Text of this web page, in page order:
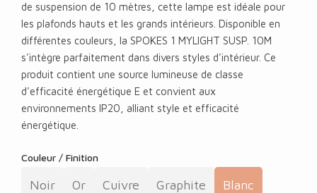
de suspension de 10 mètres, cette lampe est idéale pour
les plafonds hauts et les grands intérieurs. Disponible en
différentes couleurs, la SPOKES 1 MYLIGHT SUSP. 10M
s'intègre parfaitement dans divers styles d'intérieur. Ce
produit contient une source lumineuse de classe
d'efficacité énergétique E et convient aux
environnements IP20, alliant style et efficacité
énergétique.
Couleur / Finition
Noir Or Cuivre Graphite Blanc